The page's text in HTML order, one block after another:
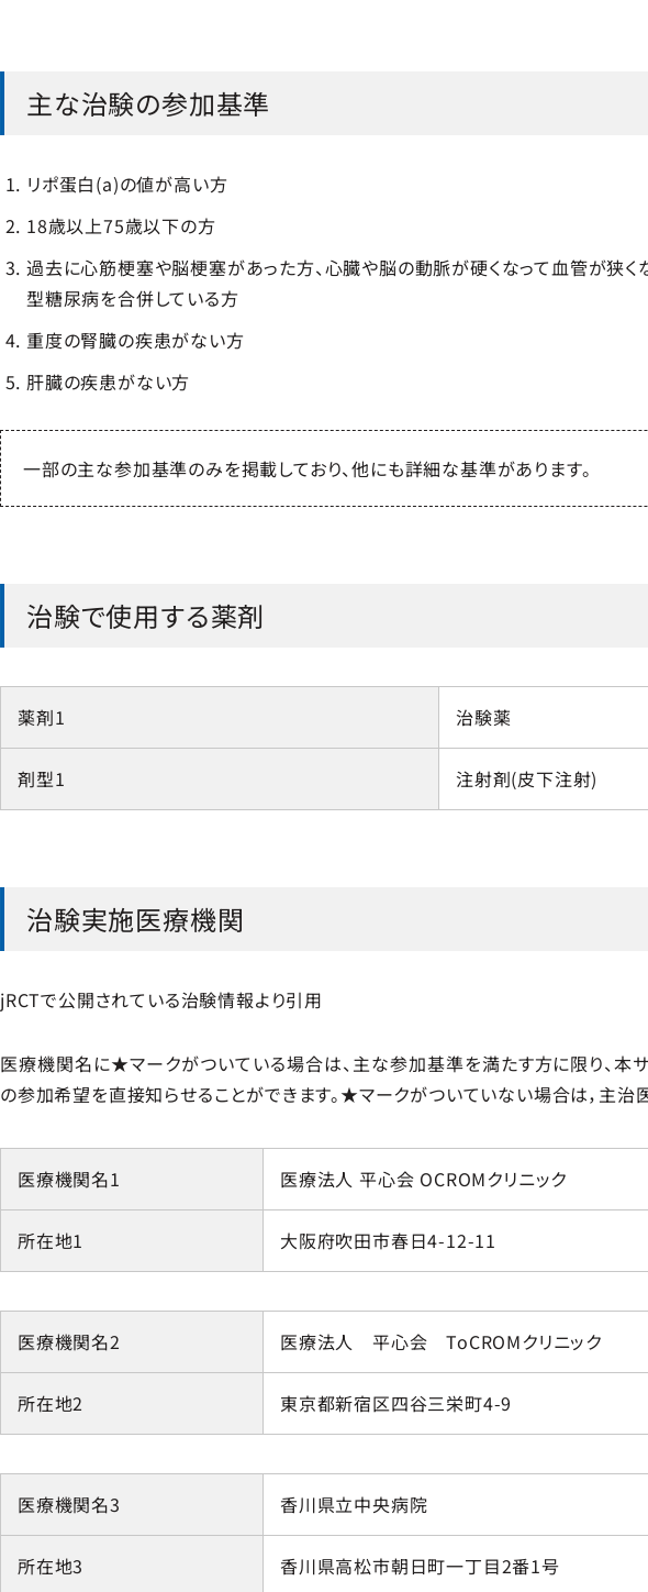
主な治験の参加基準
リポ蛋白(a)の値が高い方
18歳以上75歳以下の方
過去に心筋梗塞や脳梗塞があった方、心臓や脳の動脈が硬くなって血管が狭く
型糖尿病を合併している方
重度の腎臓の疾患がない方
肝臓の疾患がない方
一部の主な参加基準のみを掲載しており、他にも詳細な基準があります。
治験で使用する薬剤
薬剤1 治験薬
剤型1 注射剤(皮下注射)
治験実施医療機関
jRCTで公開されている治験情報より引用
医療機関名に★マークがついている場合は、主な参加基準を満たす方に限り、本
の参加希望を直接知らせることができます。★マークがついていない場合は，主治
医療機関名1 医療法人 平心会 OCROMクリニック
所在地1 大阪府吹田市春日4-12-11
医療機関名2 医療法人 平心会 ToCROMクリニック
所在地2 東京都新宿区四谷三栄町4-9
医療機関名3 香川県立中央病院
所在地3 香川県高松市朝日町一丁目2番1号